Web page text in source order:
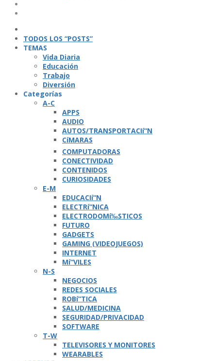
TODOS LOS “POSTS”
TEMAS
Vida Diaria
Educación
Trabajo
Diversión
Categorí­as
A-C
APPS
AUDIO
AUTOS/TRANSPORTACIí“N
CíMARAS
COMPUTADORAS
CONECTIVIDAD
CONTENIDOS
CURIOSIDADES
E-M
EDUCACIí“N
ELECTRí“NICA
ELECTRODOMí‰STICOS
FUTURO
GADGETS
GAMING (VIDEOJUEGOS)
INTERNET
Mí“VILES
N-S
NEGOCIOS
REDES SOCIALES
ROBí“TICA
SALUD/MEDICINA
SEGURIDAD/PRIVACIDAD
SOFTWARE
T-W
TELEVISORES Y MONITORES
WEARABLES